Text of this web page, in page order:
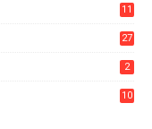
11
27
2
10